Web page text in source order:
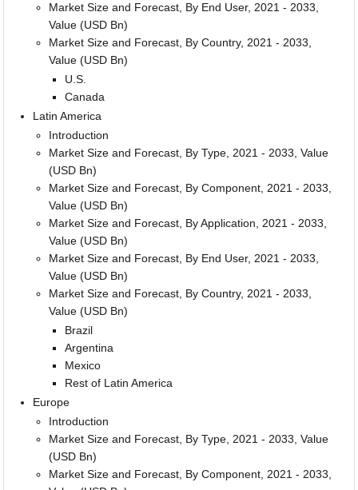
Market Size and Forecast, By End User, 2021 - 2033,
Value (USD Bn)
Market Size and Forecast, By Country, 2021 - 2033,
Value (USD Bn)
U.S.
Canada
Latin America
Introduction
Market Size and Forecast, By Type, 2021 - 2033, Value
(USD Bn)
Market Size and Forecast, By Component, 2021 - 2033,
Value (USD Bn)
Market Size and Forecast, By Application, 2021 - 2033,
Value (USD Bn)
Market Size and Forecast, By End User, 2021 - 2033,
Value (USD Bn)
Market Size and Forecast, By Country, 2021 - 2033,
Value (USD Bn)
Brazil
Argentina
Mexico
Rest of Latin America
Europe
Introduction
Market Size and Forecast, By Type, 2021 - 2033, Value
(USD Bn)
Market Size and Forecast, By Component, 2021 - 2033,